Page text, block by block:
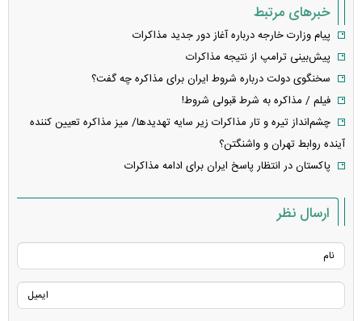
خبرهای مرتبط
پیام وزارت خارجه درباره آغاز دور جدید مذاکرات
پیش‌بینی ترامپ از نتیجه مذاکرات
سخنگوی دولت درباره شروط ایران برای مذاکره چه گفت؟
فیلم / مذاکره به شرط قبولی شروط!
چشم‌انداز تیره و تار مذاکرات زیر سایه تهدیدها/ میز مذاکره تعیین کننده
آینده روابط تهران و واشنگتن؟
پاکستان در انتظار پاسخ ایران برای ادامه مذاکرات
ارسال نظر